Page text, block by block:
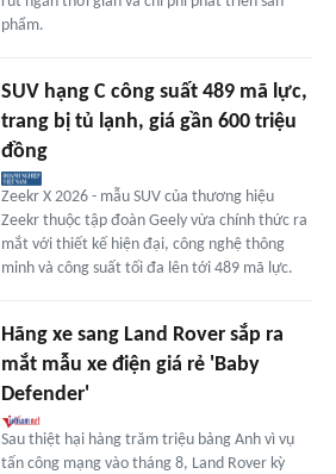
phẩm.
SUV hạng C công suất 489 mã lực,
trang bị tủ lạnh, giá gần 600 triệu
đồng
Zeekr X 2026 - mẫu SUV của thương hiệu
Zeekr thuộc tập đoàn Geely vừa chính thức ra
mắt với thiết kế hiện đại, công nghệ thông
minh và công suất tối đa lên tới 489 mã lực.
Hãng xe sang Land Rover sắp ra
mắt mẫu xe điện giá rẻ 'Baby
Defender'
Sau thiệt hại hàng trăm triệu bảng Anh vì vụ
tấn công mạng vào tháng 8, Land Rover kỳ